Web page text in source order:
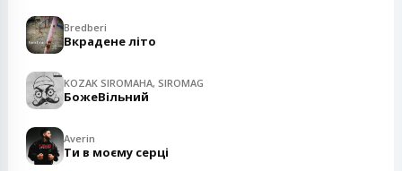
Bredberi
Вкрадене літо
KOZAK SIROMAHA, SIROMAG
БожеВільний
Averin
Ти в моєму серці